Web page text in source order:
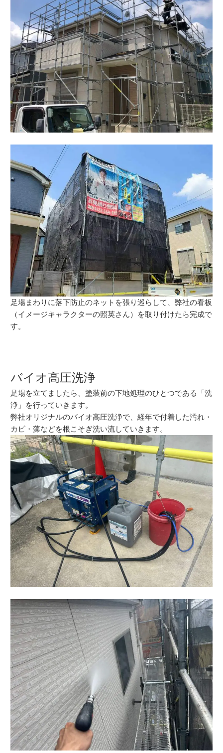
足場まわりに落下防止のネットを張り巡らして、弊社の看板
（イメージキャラクターの照英さん）を取り付けたら完成で
す。
バイオ高圧洗浄
足場を立てましたら、塗装前の下地処理のひとつである「洗
浄」を行っていきます。
弊社オリジナルのバイオ高圧洗浄で、経年で付着した汚れ・
カビ・藻などを根こそぎ洗い流していきます。